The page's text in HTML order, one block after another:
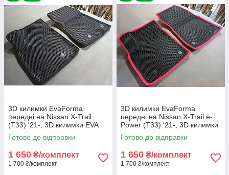
3D килимки EvaForma
передні на Nissan X-Trail
(T33) '21-, 3D килимки EVA
Готово до відправки
1 650 ₴/комплект
1 700 ₴/комплект
3D килимки EvaForma
передні на Nissan X-Trail e-
Power (T33) '21-, 3D килимки
EVA
Готово до відправки
1 650 ₴/комплект
1 700 ₴/комплект